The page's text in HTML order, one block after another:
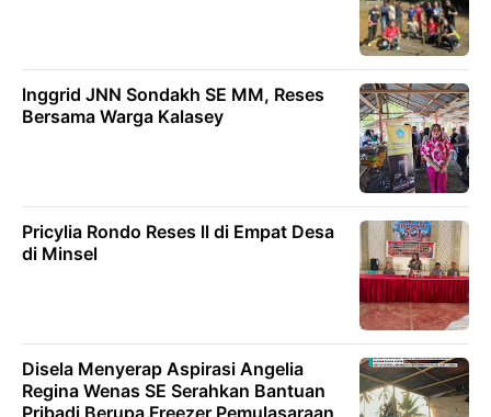
lnggrid JNN Sondakh SE MM, Reses
Bersama Warga Kalasey
Pricylia Rondo Reses ll di Empat Desa
di Minsel
Disela Menyerap Aspirasi Angelia
Regina Wenas SE Serahkan Bantuan
Pribadi Berupa Freezer Pemulasaraan